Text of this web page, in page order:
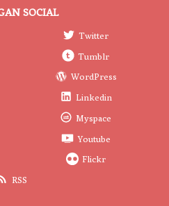
SOCIAL
Twitter
Tumblr
WordPress
Linkedin
Myspace
Youtube
Flickr
RSS